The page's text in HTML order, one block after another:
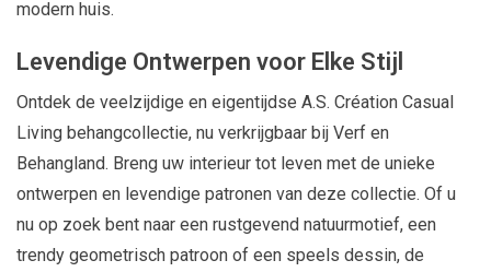
modern huis.
Levendige Ontwerpen voor Elke Stijl
Ontdek de veelzijdige en eigentijdse A.S. Création Casual
Living behangcollectie, nu verkrijgbaar bij Verf en
Behangland. Breng uw interieur tot leven met de unieke
ontwerpen en levendige patronen van deze collectie. Of u
nu op zoek bent naar een rustgevend natuurmotief, een
trendy geometrisch patroon of een speels dessin, de